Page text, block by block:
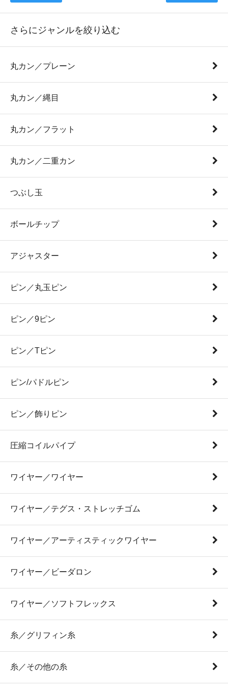
さらにジャンルを絞り込む
丸カン／プレーン
丸カン／縄目
丸カン／フラット
丸カン／二重カン
つぶし玉
ボールチップ
アジャスター
ピン／丸玉ピン
ピン／9ピン
ピン／Tピン
ピン/パドルピン
ピン／飾りピン
圧縮コイルパイプ
ワイヤー／ワイヤー
ワイヤー／テグス・ストレッチゴム
ワイヤー／アーティスティックワイヤー
ワイヤー／ビーダロン
ワイヤー／ソフトフレックス
糸／グリフィン糸
糸／その他の糸